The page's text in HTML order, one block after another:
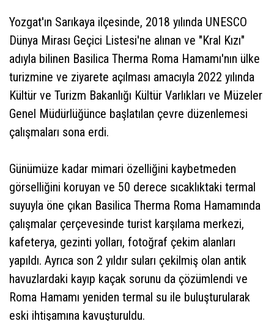
Yozgat'ın Sarıkaya ilçesinde, 2018 yılında UNESCO
Dünya Mirası Geçici Listesi'ne alınan ve "Kral Kızı"
adıyla bilinen Basilica Therma Roma Hamamı'nın ülke
turizmine ve ziyarete açılması amacıyla 2022 yılında
Kültür ve Turizm Bakanlığı Kültür Varlıkları ve Müzeler
Genel Müdürlüğünce başlatılan çevre düzenlemesi
çalışmaları sona erdi.
Günümüze kadar mimari özelliğini kaybetmeden
görselliğini koruyan ve 50 derece sıcaklıktaki termal
suyuyla öne çıkan Basilica Therma Roma Hamamında
çalışmalar çerçevesinde turist karşılama merkezi,
kafeterya, gezinti yolları, fotoğraf çekim alanları
yapıldı. Ayrıca son 2 yıldır suları çekilmiş olan antik
havuzlardaki kayıp kaçak sorunu da çözümlendi ve
Roma Hamamı yeniden termal su ile buluşturularak
eski ihtişamına kavuşturuldu.